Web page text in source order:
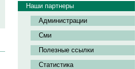
Наши партнеры
Администрации
Сми
Полезные ссылки
Статистика